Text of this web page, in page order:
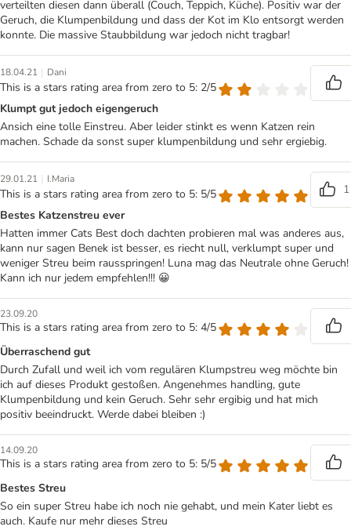
verteilten diesen dann überall (Couch, Teppich, Küche). Positiv war der
Geruch, die Klumpenbildung und dass der Kot im Klo entsorgt werden
konnte. Die massive Staubbildung war jedoch nicht tragbar!
18.04.21 | Dani
This is a stars rating area from zero to 5: 2/5
Klumpt gut jedoch eigengeruch
Ansich eine tolle Einstreu. Aber leider stinkt es wenn Katzen rein
machen. Schade da sonst super klumpenbildung und sehr ergiebig.
29.01.21 | I.Maria
This is a stars rating area from zero to 5: 5/5
1
Bestes Katzenstreu ever
Hatten immer Cats Best doch dachten probieren mal was anderes aus,
kann nur sagen Benek ist besser, es riecht null, verklumpt super und
weniger Streu beim rausspringen! Luna mag das Neutrale ohne Geruch!
Kann ich nur jedem empfehlen!!! 😀
23.09.20
This is a stars rating area from zero to 5: 4/5
Überraschend gut
Durch Zufall und weil ich vom regulären Klumpstreu weg möchte bin
ich auf dieses Produkt gestoßen. Angenehmes handling, gute
Klumpenbildung und kein Geruch. Sehr sehr ergibig und hat mich
positiv beeindruckt. Werde dabei bleiben :)
14.09.20
This is a stars rating area from zero to 5: 5/5
Bestes Streu
So ein super Streu habe ich noch nie gehabt, und mein Kater liebt es
auch. Kaufe nur mehr dieses Streu